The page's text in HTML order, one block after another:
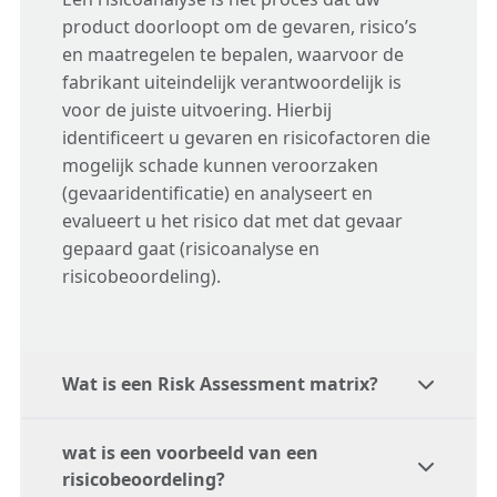
product doorloopt om de gevaren, risico’s
en maatregelen te bepalen, waarvoor de
fabrikant uiteindelijk verantwoordelijk is
voor de juiste uitvoering. Hierbij
identificeert u gevaren en risicofactoren die
mogelijk schade kunnen veroorzaken
(gevaaridentificatie) en analyseert en
evalueert u het risico dat met dat gevaar
gepaard gaat (risicoanalyse en
risicobeoordeling).
Wat is een Risk Assessment matrix?
Een risicomatrix wordt gebruikt tijdens een
wat is een voorbeeld van een
risicobeoordeling?